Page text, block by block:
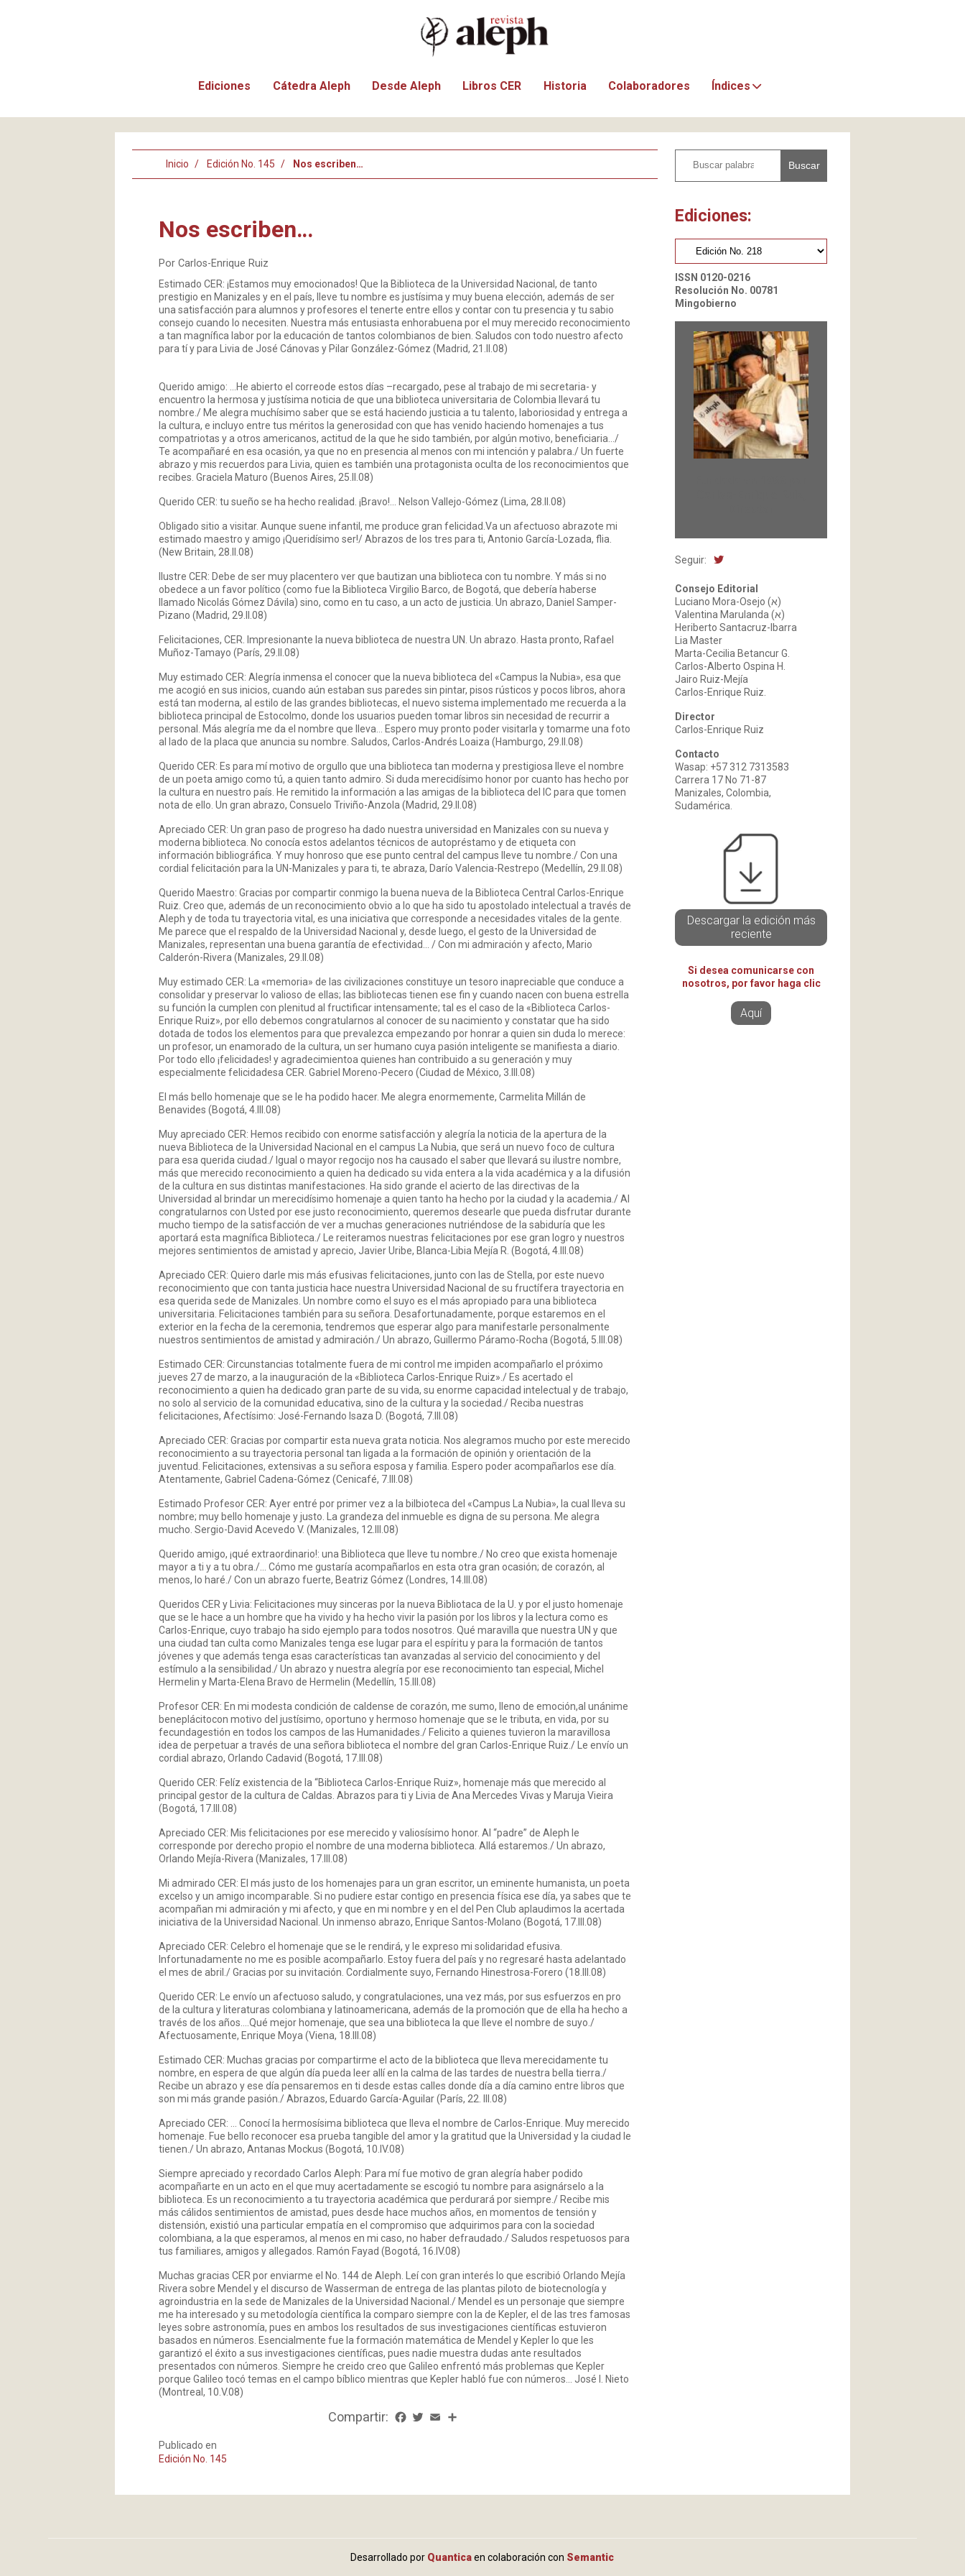
Ediciones Cátedra Aleph Desde Aleph Libros CER Historia Colaboradores Índices
Inicio Edición No. 145 Nos escriben…
Nos escriben…
Por Carlos-Enrique Ruiz
Estimado CER: ¡Estamos muy emocionados! Que la Biblioteca de la Universidad Nacional, de tanto
prestigio en Manizales y en el país, lleve tu nombre es justísima y muy buena elección, además de ser
una satisfacción para alumnos y profesores el tenerte entre ellos y contar con tu presencia y tu sabio
consejo cuando lo necesiten. Nuestra más entusiasta enhorabuena por el muy merecido reconocimiento
a tan magnífica labor por la educación de tantos colombianos de bien. Saludos con todo nuestro afecto
para tí y para Livia de José Cánovas y Pilar González-Gómez (Madrid, 21.II.08)
Querido amigo: …He abierto el correode estos días –recargado, pese al trabajo de mi secretaria- y
encuentro la hermosa y justísima noticia de que una biblioteca universitaria de Colombia llevará tu
nombre./ Me alegra muchísimo saber que se está haciendo justicia a tu talento, laboriosidad y entrega a
la cultura, e incluyo entre tus méritos la generosidad con que has venido haciendo homenajes a tus
compatriotas y a otros americanos, actitud de la que he sido también, por algún motivo, beneficiaria…/
Te acompañaré en esa ocasión, ya que no en presencia al menos con mi intención y palabra./ Un fuerte
abrazo y mis recuerdos para Livia, quien es también una protagonista oculta de los reconocimientos que
recibes. Graciela Maturo (Buenos Aires, 25.II.08)
Querido CER: tu sueño se ha hecho realidad. ¡Bravo!… Nelson Vallejo-Gómez (Lima, 28.II.08)
Obligado sitio a visitar. Aunque suene infantil, me produce gran felicidad.Va un afectuoso abrazote mi
estimado maestro y amigo ¡Queridísimo ser!/ Abrazos de los tres para ti, Antonio García-Lozada, flia.
(New Britain, 28.II.08)
Ilustre CER: Debe de ser muy placentero ver que bautizan una biblioteca con tu nombre. Y más si no
obedece a un favor político (como fue la Biblioteca Virgilio Barco, de Bogotá, que debería haberse
llamado Nicolás Gómez Dávila) sino, como en tu caso, a un acto de justicia. Un abrazo, Daniel Samper-
Pizano (Madrid, 29.II.08)
Felicitaciones, CER. Impresionante la nueva biblioteca de nuestra UN. Un abrazo. Hasta pronto, Rafael
Muñoz-Tamayo (París, 29.II.08)
Muy estimado CER: Alegría inmensa el conocer que la nueva biblioteca del «Campus la Nubia», esa que
me acogió en sus inicios, cuando aún estaban sus paredes sin pintar, pisos rústicos y pocos libros, ahora
está tan moderna, al estilo de las grandes bibliotecas, el nuevo sistema implementado me recuerda a la
biblioteca principal de Estocolmo, donde los usuarios pueden tomar libros sin necesidad de recurrir a
personal. Más alegría me da el nombre que lleva… Espero muy pronto poder visitarla y tomarme una foto
al lado de la placa que anuncia su nombre. Saludos, Carlos-Andrés Loaiza (Hamburgo, 29.II.08)
Querido CER: Es para mí motivo de orgullo que una biblioteca tan moderna y prestigiosa lleve el nombre
de un poeta amigo como tú, a quien tanto admiro. Si duda merecidísimo honor por cuanto has hecho por
la cultura en nuestro país. He remitido la información a las amigas de la biblioteca del IC para que tomen
nota de ello. Un gran abrazo, Consuelo Triviño-Anzola (Madrid, 29.II.08)
Apreciado CER: Un gran paso de progreso ha dado nuestra universidad en Manizales con su nueva y
moderna biblioteca. No conocía estos adelantos técnicos de autopréstamo y de etiqueta con
información bibliográfica. Y muy honroso que ese punto central del campus lleve tu nombre./ Con una
cordial felicitación para la UN-Manizales y para ti, te abraza, Darío Valencia-Restrepo (Medellín, 29.II.08)
Querido Maestro: Gracias por compartir conmigo la buena nueva de la Biblioteca Central Carlos-Enrique
Ruiz. Creo que, además de un reconocimiento obvio a lo que ha sido tu apostolado intelectual a través de
Aleph y de toda tu trayectoria vital, es una iniciativa que corresponde a necesidades vitales de la gente.
Me parece que el respaldo de la Universidad Nacional y, desde luego, el gesto de la Universidad de
Manizales, representan una buena garantía de efectividad… / Con mi admiración y afecto, Mario
Calderón-Rivera (Manizales, 29.II.08)
Muy estimado CER: La «memoria» de las civilizaciones constituye un tesoro inapreciable que conduce a
consolidar y preservar lo valioso de ellas; las bibliotecas tienen ese fin y cuando nacen con buena estrella
su función la cumplen con plenitud al fructificar intensamente; tal es el caso de la «Biblioteca Carlos-
Enrique Ruiz», por ello debemos congratularnos al conocer de su nacimiento y constatar que ha sido
dotada de todos los elementos para que prevalezca empezando por honrar a quien sin duda lo merece:
un profesor, un enamorado de la cultura, un ser humano cuya pasión inteligente se manifiesta a diario.
Por todo ello ¡felicidades! y agradecimientoa quienes han contribuido a su generación y muy
especialmente felicidadesa CER. Gabriel Moreno-Pecero (Ciudad de México, 3.III.08)
El más bello homenaje que se le ha podido hacer. Me alegra enormemente, Carmelita Millán de
Benavides (Bogotá, 4.III.08)
Muy apreciado CER: Hemos recibido con enorme satisfacción y alegría la noticia de la apertura de la
nueva Biblioteca de la Universidad Nacional en el campus La Nubia, que será un nuevo foco de cultura
para esa querida ciudad./ Igual o mayor regocijo nos ha causado el saber que llevará su ilustre nombre,
más que merecido reconocimiento a quien ha dedicado su vida entera a la vida académica y a la difusión
de la cultura en sus distintas manifestaciones. Ha sido grande el acierto de las directivas de la
Universidad al brindar un merecidísimo homenaje a quien tanto ha hecho por la ciudad y la academia./ Al
congratularnos con Usted por ese justo reconocimiento, queremos desearle que pueda disfrutar durante
mucho tiempo de la satisfacción de ver a muchas generaciones nutriéndose de la sabiduría que les
aportará esta magnífica Biblioteca./ Le reiteramos nuestras felicitaciones por ese gran logro y nuestros
mejores sentimientos de amistad y aprecio, Javier Uribe, Blanca-Libia Mejía R. (Bogotá, 4.III.08)
Apreciado CER: Quiero darle mis más efusivas felicitaciones, junto con las de Stella, por este nuevo
reconocimiento que con tanta justicia hace nuestra Universidad Nacional de su fructífera trayectoria en
esa querida sede de Manizales. Un nombre como el suyo es el más apropiado para una biblioteca
universitaria. Felicitaciones también para su señora. Desafortunadamente, porque estaremos en el
exterior en la fecha de la ceremonia, tendremos que esperar algo para manifestarle personalmente
nuestros sentimientos de amistad y admiración./ Un abrazo, Guillermo Páramo-Rocha (Bogotá, 5.III.08)
Estimado CER: Circunstancias totalmente fuera de mi control me impiden acompañarlo el próximo
jueves 27 de marzo, a la inauguración de la «Biblioteca Carlos-Enrique Ruiz»./ Es acertado el
reconocimiento a quien ha dedicado gran parte de su vida, su enorme capacidad intelectual y de trabajo,
no solo al servicio de la comunidad educativa, sino de la cultura y la sociedad./ Reciba nuestras
felicitaciones, Afectísimo: José-Fernando Isaza D. (Bogotá, 7.III.08)
Apreciado CER: Gracias por compartir esta nueva grata noticia. Nos alegramos mucho por este merecido
reconocimiento a su trayectoria personal tan ligada a la formación de opinión y orientación de la
juventud. Felicitaciones, extensivas a su señora esposa y familia. Espero poder acompañarlos ese día.
Atentamente, Gabriel Cadena-Gómez (Cenicafé, 7.III.08)
Estimado Profesor CER: Ayer entré por primer vez a la bilbioteca del «Campus La Nubia», la cual lleva su
nombre; muy bello homenaje y justo. La grandeza del inmueble es digna de su persona. Me alegra
mucho. Sergio-David Acevedo V. (Manizales, 12.III.08)
Querido amigo, ¡qué extraordinario!: una Biblioteca que lleve tu nombre./ No creo que exista homenaje
mayor a ti y a tu obra./… Cómo me gustaría acompañarlos en esta otra gran ocasión; de corazón, al
menos, lo haré./ Con un abrazo fuerte, Beatriz Gómez (Londres, 14.III.08)
Queridos CER y Livia: Felicitaciones muy sinceras por la nueva Bibliotaca de la U. y por el justo homenaje
que se le hace a un hombre que ha vivido y ha hecho vivir la pasión por los libros y la lectura como es
Carlos-Enrique, cuyo trabajo ha sido ejemplo para todos nosotros. Qué maravilla que nuestra UN y que
una ciudad tan culta como Manizales tenga ese lugar para el espíritu y para la formación de tantos
jóvenes y que además tenga esas características tan avanzadas al servicio del conocimiento y del
estímulo a la sensibilidad./ Un abrazo y nuestra alegría por ese reconocimiento tan especial, Michel
Hermelin y Marta-Elena Bravo de Hermelin (Medellín, 15.III.08)
Profesor CER: En mi modesta condición de caldense de corazón, me sumo, lleno de emoción,al unánime
beneplácitocon motivo del justísimo, oportuno y hermoso homenaje que se le tributa, en vida, por su
fecundagestión en todos los campos de las Humanidades./ Felicito a quienes tuvieron la maravillosa
idea de perpetuar a través de una señora biblioteca el nombre del gran Carlos-Enrique Ruiz./ Le envío un
cordial abrazo, Orlando Cadavid (Bogotá, 17.III.08)
Querido CER: Felíz existencia de la “Biblioteca Carlos-Enrique Ruiz», homenaje más que merecido al
principal gestor de la cultura de Caldas. Abrazos para ti y Livia de Ana Mercedes Vivas y Maruja Vieira
(Bogotá, 17.III.08)
Apreciado CER: Mis felicitaciones por ese merecido y valiosísimo honor. Al “padre” de Aleph le
corresponde por derecho propio el nombre de una moderna biblioteca. Allá estaremos./ Un abrazo,
Orlando Mejía-Rivera (Manizales, 17.III.08)
Mi admirado CER: El más justo de los homenajes para un gran escritor, un eminente humanista, un poeta
excelso y un amigo incomparable. Si no pudiere estar contigo en presencia física ese día, ya sabes que te
acompañan mi admiración y mi afecto, y que en mi nombre y en el del Pen Club aplaudimos la acertada
iniciativa de la Universidad Nacional. Un inmenso abrazo, Enrique Santos-Molano (Bogotá, 17.III.08)
Apreciado CER: Celebro el homenaje que se le rendirá, y le expreso mi solidaridad efusiva.
Infortunadamente no me es posible acompañarlo. Estoy fuera del país y no regresaré hasta adelantado
el mes de abril./ Gracias por su invitación. Cordialmente suyo, Fernando Hinestrosa-Forero (18.III.08)
Querido CER: Le envío un afectuoso saludo, y congratulaciones, una vez más, por sus esfuerzos en pro
de la cultura y literaturas colombiana y latinoamericana, además de la promoción que de ella ha hecho a
través de los años….Qué mejor homenaje, que sea una biblioteca la que lleve el nombre de suyo./
Afectuosamente, Enrique Moya (Viena, 18.III.08)
Estimado CER: Muchas gracias por compartirme el acto de la biblioteca que lleva merecidamente tu
nombre, en espera de que algún día pueda leer allí en la calma de las tardes de nuestra bella tierra./
Recibe un abrazo y ese día pensaremos en ti desde estas calles donde día a día camino entre libros que
son mi más grande pasión./ Abrazos, Eduardo García-Aguilar (París, 22. III.08)
Apreciado CER: … Conocí la hermosísima biblioteca que lleva el nombre de Carlos-Enrique. Muy merecido
homenaje. Fue bello reconocer esa prueba tangible del amor y la gratitud que la Universidad y la ciudad le
tienen./ Un abrazo, Antanas Mockus (Bogotá, 10.IV.08)
Siempre apreciado y recordado Carlos Aleph: Para mí fue motivo de gran alegría haber podido
acompañarte en un acto en el que muy acertadamente se escogió tu nombre para asignárselo a la
biblioteca. Es un reconocimiento a tu trayectoria académica que perdurará por siempre./ Recibe mis
más cálidos sentimientos de amistad, pues desde hace muchos años, en momentos de tensión y
distensión, existió una particular empatía en el compromiso que adquirimos para con la sociedad
colombiana, a la que esperamos, al menos en mi caso, no haber defraudado./ Saludos respetuosos para
tus familiares, amigos y allegados. Ramón Fayad (Bogotá, 16.IV.08)
Muchas gracias CER por enviarme el No. 144 de Aleph. Leí con gran interés lo que escribió Orlando Mejía
Rivera sobre Mendel y el discurso de Wasserman de entrega de las plantas piloto de biotecnología y
agroindustria en la sede de Manizales de la Universidad Nacional./ Mendel es un personaje que siempre
me ha interesado y su metodología científica la comparo siempre con la de Kepler, el de las tres famosas
leyes sobre astronomía, pues en ambos los resultados de sus investigaciones científicas estuvieron
basados en números. Esencialmente fue la formación matemática de Mendel y Kepler lo que les
garantizó el éxito a sus investigaciones científicas, pues nadie muestra dudas ante resultados
presentados con números. Siempre he creido creo que Galileo enfrentó más problemas que Kepler
porque Galileo tocó temas en el campo bíblico mientras que Kepler habló fue con números… José I. Nieto
(Montreal, 10.V.08)
Compartir: Facebook
Twitter
Email
Publicado en
Edición No. 145
Buscar
Ediciones:
ISSN 0120-0216
Resolución No. 00781
Mingobierno
Seguir:
Consejo Editorial
Luciano Mora-Osejo (א)
Valentina Marulanda (א)
Heriberto Santacruz-Ibarra
Lia Master
Marta-Cecilia Betancur G.
Carlos-Alberto Ospina H.
Jairo Ruiz-Mejía
Carlos-Enrique Ruiz.
Director
Carlos-Enrique Ruiz
Contacto
Wasap: +57 312 7313583
Carrera 17 No 71-87
Manizales, Colombia,
Sudamérica.
Descargar la edición más
reciente
Si desea comunicarse con
nosotros, por favor haga clic
Aquí
Desarrollado por Quanticaen colaboración con Semantic